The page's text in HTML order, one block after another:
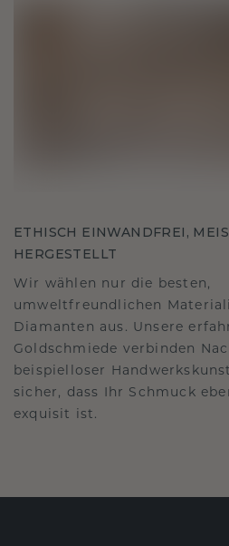
ETHISCH EINWANDFREI,
HERGESTELLT
Wir wählen nur die besten,
umweltfreundlichen
Diamanten aus. Unsere
Goldschmiede verbinden
beispielloser
sicher, dass Ihr Schmuck
exquisit ist.